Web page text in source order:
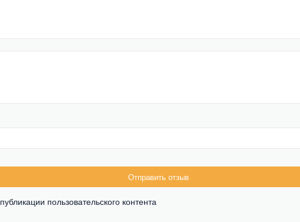
Отправить отзыв
публикации пользовательского контента